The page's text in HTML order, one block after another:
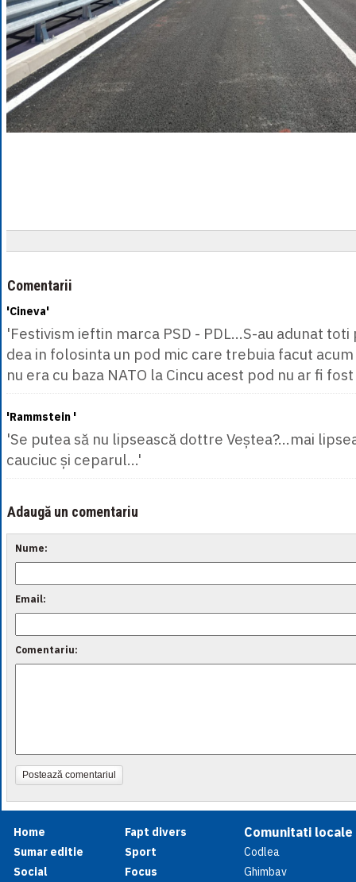
Comentarii
'Cineva'
'Festivism ieftin marca PSD - PDL...S-au adunat
dea in folosinta un pod mic care trebuia facut acum
nu era cu baza NATO la Cincu acest pod nu ar fi
'Rammstein '
'Se putea să nu lipsească dottre Veștea?...mai
cauciuc și ceparul...'
Adaugă un comentariu
Nume:
Email:
Comentariu:
Postează comentariul
Home
Sumar editie
Social
Fapt divers
Sport
Focus
Comunitati locale
Codlea
Ghimbav